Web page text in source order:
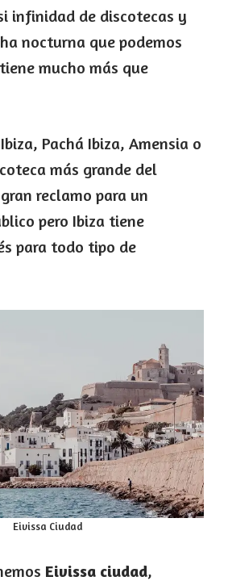
infinidad de discotecas y
nocturna que podemos
mucho más que
Pachá Ibiza, Amensia o
más grande del
reclamo para un
pero Ibiza tiene
para todo tipo de
Eivissa Ciudad
Eivissa ciudad,